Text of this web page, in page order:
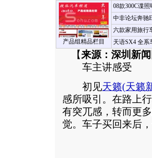
产品组精品栏目
08款300C谍照
中非论坛奔驰
六款家用旅行
天语SX4 全系
【来源：深圳新
车主讲感受
初见天籁(天籁
感所吸引。在路上
有突兀感，转而更
觉。车子买回来后